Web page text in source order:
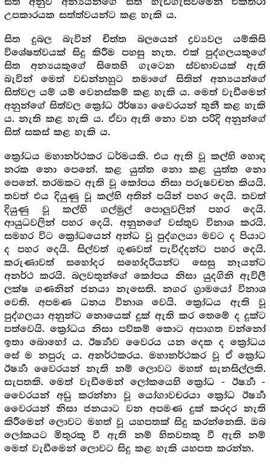
උපකාරයක සත්ත්වයන්ට කළ හැකි ය.
සිත දුබල බැවින් චිත්ත බලයෙන් ද්‍ර‍ව්‍යවල යම්කිසි
විශේෂත්වයක් සිදු කිරීම පහසු නැත. එක් පුද්ගලයකුගේ
සිත අන්‍යයකුගේ සිතෙහි ගැටෙන ස්වභාවයක් ඇති
බැවින් මෙත් වඩන්නහුට තමාගේ සිතින් අන්‍යයන්ගේ
සිත්වල යම් යම් වෙනස්කම් කළ හැකි ය. මෙත් වැඩීමෙන්
අනුන්ගේ සිත්වල ක්‍රෝධ ඊර්ෂ්‍යා වෛරයන් තුනී කළ හැකි
ය. නැති කළ හැකි ය. ඒවා ඇති නො වන පරිදි අනුන්ගේ
සිත් සකස් කළ හැකි ය.
ක්‍රෝධය මහානර්ථකර ධර්මයකි. එය ඇති වූ කල්හි හොඳ
නරක නො පෙනේ. කළ යුත්ත නො කළ යුත්ත නො
පෙනේ. තරමකට ඇති වූ කෝපය නිසා පරුෂවචන කියයි.
තවත් එය දියුණු වූ කල්හි අතින් පයින් පහර දෙයි. තවත්
දියුණු වූ කල්හි ගල්මුල් පොලුවලින් පහර දෙයි.
ආයුධවලින් පහර දෙයි. අනුනගේ වස්තුව විනාශ කරයි.
සමහර විට ක්‍රෝධයෙන් අන්ධ වූ පුද්ගලයා මවට ද පියාට
ද පහර දෙයි. සිල්වත් ගුණවත් පැවිද්දන්ට පහර දෙයි.
කරුණාවත් සහෝදර සහෝදරියන්ට සෙසු නෑයන්ට
අනර්ථ කරයි. බලවතුන්ගේ කෝපය නිසා යුදගිනි ඇවිලී
ලක්ෂ ගණනින් ජනයා නැසෙති. නගර ග්‍රාමයෝ විනාශ
වෙති. අපමණ ධනය විනාශ වෙයි. ක්‍රෝධය ඇති වූ
පුද්ගලයා අනුන්ට නොයෙක් දුක් ඇති කර තෙමේ ද දුක්ට
පත්වෙයි. ක්‍රෝධය නිසා පව්කම් කොට අපාගත වන්නෝ
ඉතා බොහෝ ය. ඊර්‍ෂ්‍යාව වෛරය යන දෙක ද ක්‍රෝධය
සේ ම නපුරු ය. අනර්ථකරය. මහානර්ථකර වූ ඒ ක්‍රෝධ
ඊර්‍ෂ්‍යා වෛරයන් නැති නම් ලොවට මහත් සැනසිල්ලකි.
සැපතකි. මෙත් වැඩීමෙන් ලෝකයෙහි ක්‍රෝධ - ඊර්‍ෂ්‍යා -
වෛරයන් අඩු කරන්නා වූ යෝගාවචරයා ක්‍රෝධ ඊර්‍ෂ්‍යා
වෛරයන් නිසා ජනයාට වන අපමණ දුක් කරදර නැති
කිරීමෙන් ලොවට මහත් වූ යහපතක් සිදු කරන්නෙකි. ඔබ
ලෝකයට මිතුරකු වී ඇති නම් හිතවතකු වී ඇති නම්
මෙත් වැඩීමෙන් ලොවට සිදු කළ හැකි යහපත කරන්න.